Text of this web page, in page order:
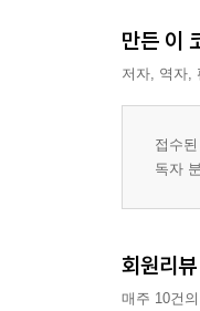
만든 이
저자, 역자,
접수
독자
회원리뷰
매주 10건